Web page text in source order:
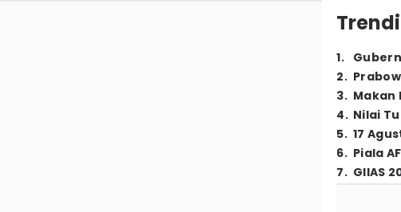
1.
2.
3. Makan
4. Nilai
5. 17
6. Piala
7. GIIAS